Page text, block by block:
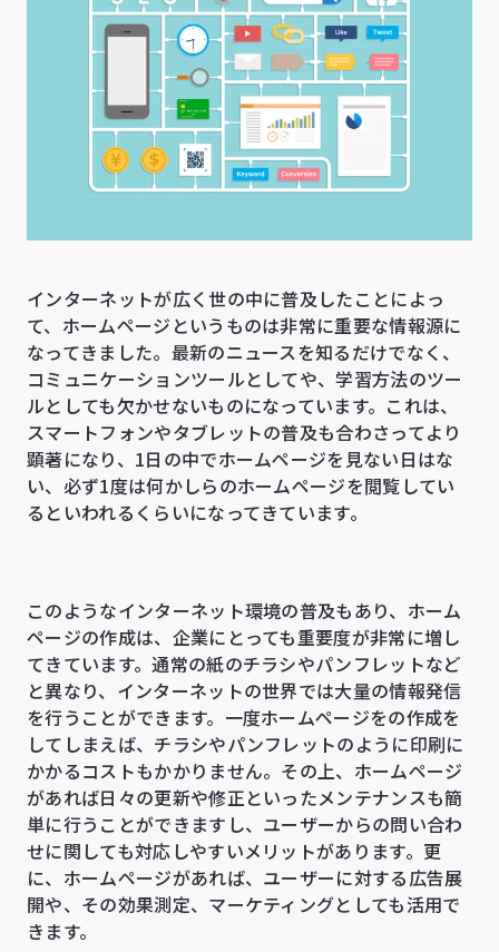
インターネットが広く世の中に普及したことによっ
て、ホームページというものは非常に重要な情報源に
なってきました。最新のニュースを知るだけでなく、
コミュニケーションツールとしてや、学習方法のツー
ルとしても欠かせないものになっています。これは、
スマートフォンやタブレットの普及も合わさってより
顕著になり、1日の中でホームページを見ない日はな
い、必ず1度は何かしらのホームページを閲覧してい
るといわれるくらいになってきています。
このようなインターネット環境の普及もあり、ホーム
ページの作成は、企業にとっても重要度が非常に増し
てきています。通常の紙のチラシやパンフレットなど
と異なり、インターネットの世界では大量の情報発信
を行うことができます。一度ホームページをの作成を
してしまえば、チラシやパンフレットのように印刷に
かかるコストもかかりません。その上、ホームページ
があれば日々の更新や修正といったメンテナンスも簡
単に行うことができますし、ユーザーからの問い合わ
せに関しても対応しやすいメリットがあります。更
に、ホームページがあれば、ユーザーに対する広告展
開や、その効果測定、マーケティングとしても活用で
きます。